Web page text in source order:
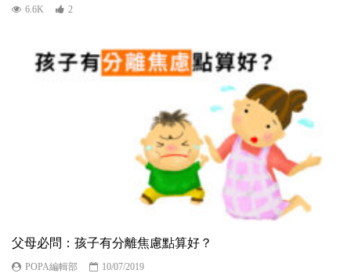
6.6K
2
父母必問：孩子有分離焦慮點算好？
POPA編輯部
10/07/2019